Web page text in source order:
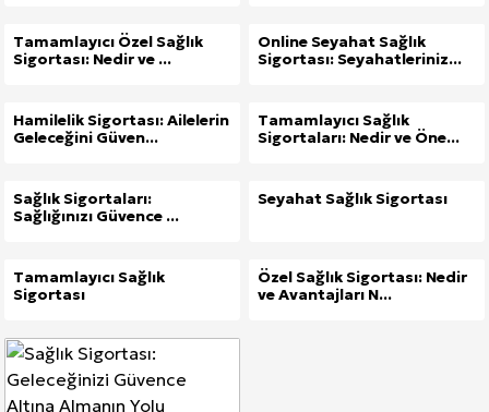
Tamamlayıcı Özel Sağlık
Sigortası: Nedir ve ...
Online Seyahat Sağlık
Sigortası: Seyahatleriniz...
Hamilelik Sigortası: Ailelerin
Geleceğini Güven...
Tamamlayıcı Sağlık
Sigortaları: Nedir ve Öne...
Sağlık Sigortaları:
Sağlığınızı Güvence ...
Seyahat Sağlık Sigortası
Tamamlayıcı Sağlık
Sigortası
Özel Sağlık Sigortası: Nedir
ve Avantajları N...